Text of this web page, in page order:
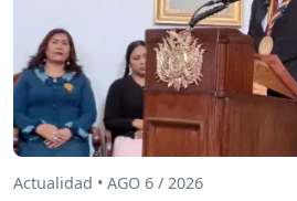
Actualidad • AGO 6 / 2026